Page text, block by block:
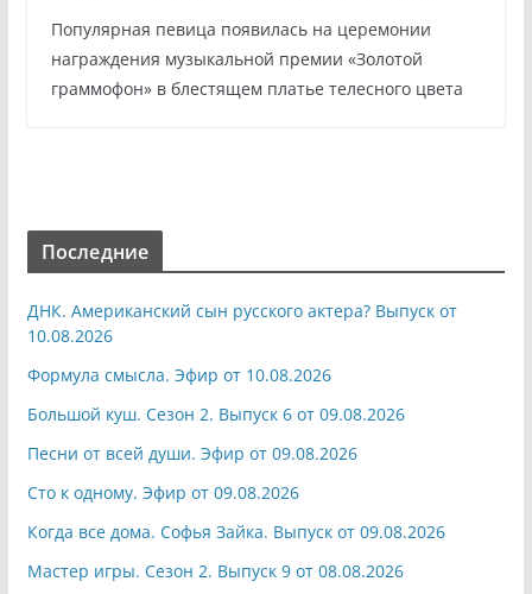
Популярная певица появилась на церемонии
награждения музыкальной премии «Золотой
граммофон» в блестящем платье телесного цвета
Последние
ДНК. Американский сын русского актера? Выпуск от
10.08.2026
Формула смысла. Эфир от 10.08.2026
Большой куш. Сезон 2. Выпуск 6 от 09.08.2026
Песни от всей души. Эфир от 09.08.2026
Сто к одному. Эфир от 09.08.2026
Когда все дома. Софья Зайка. Выпуск от 09.08.2026
Мастер игры. Сезон 2. Выпуск 9 от 08.08.2026